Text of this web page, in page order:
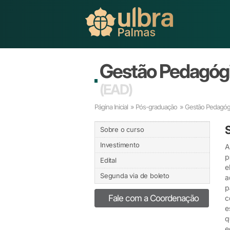
Gestão
(EAD)
Página Inicial » Pós-graduação » Gestão
Sobre o curso
Investimento
Edital
Segunda via de boleto
Fale com a Coordenação